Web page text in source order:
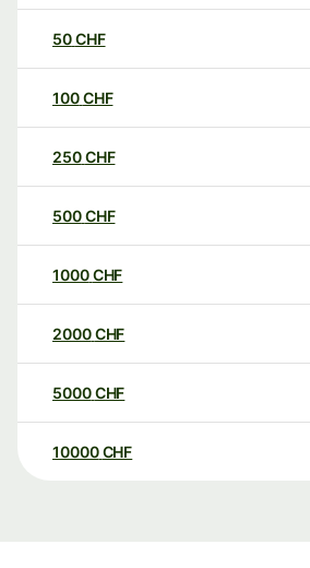
50CHF
100CHF
250CHF
500CHF
1000CHF
2000CHF
5000CHF
10000 CHF